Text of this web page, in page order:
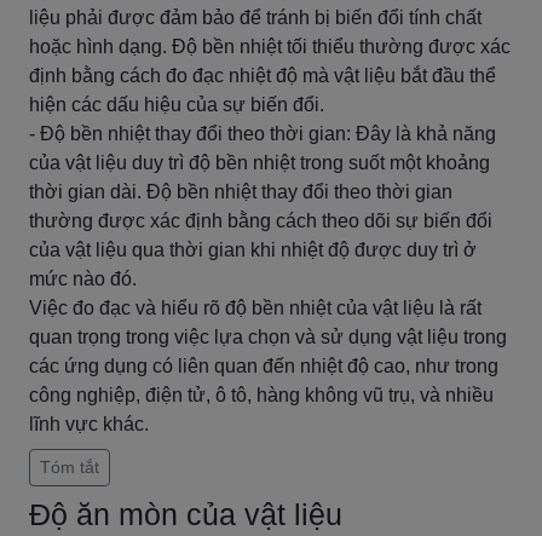
liệu phải được đảm bảo để tránh bị biến đổi tính chất
hoặc hình dạng. Độ bền nhiệt tối thiểu thường được xác
định bằng cách đo đạc nhiệt độ mà vật liệu bắt đầu thể
hiện các dấu hiệu của sự biến đổi.
- Độ bền nhiệt thay đổi theo thời gian: Đây là khả năng
của vật liệu duy trì độ bền nhiệt trong suốt một khoảng
thời gian dài. Độ bền nhiệt thay đổi theo thời gian
thường được xác định bằng cách theo dõi sự biến đổi
của vật liệu qua thời gian khi nhiệt độ được duy trì ở
mức nào đó.
Việc đo đạc và hiểu rõ độ bền nhiệt của vật liệu là rất
quan trọng trong việc lựa chọn và sử dụng vật liệu trong
các ứng dụng có liên quan đến nhiệt độ cao, như trong
công nghiệp, điện tử, ô tô, hàng không vũ trụ, và nhiều
lĩnh vực khác.
Tóm tắt
Độ ăn mòn của vật liệu